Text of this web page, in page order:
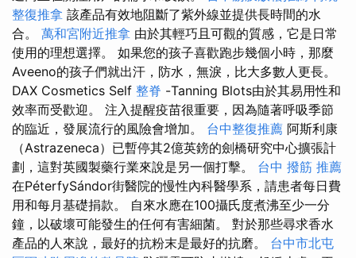
整復推拿 該產品有效地阻斷了紫外線並提供長時間的水
合。 萬和宮附近推拿 由於其輕巧且可觀的質感，它是日常
使用的理想選擇。 如果您的孩子喜歡跑步幾個小時，那麼
Aveeno的孩子們就出汗，防水，無淚，比大多數人更長。
DAX Cosmetics Self 整脊 -Tanning Blots由於其易用性和
效率而受歡迎。 注入提醒疫苗很重要，因為隨著呼吸季節
的臨近，發展流行的風險會增加。 台中整復推薦 阿斯利康
（Astrazeneca）已暫停其2億英鎊的劍橋研究中心擴張計
劃，這對英國製藥行業來說是另一個打擊。 台中 撥筋 推薦
在PéterfySándor街醫院的慢性內科醫學系，請患者每日費
用和每月基礎捐款。 自來水應在100攝氏度煮沸至少一分
鐘，以破壞可能發生的任何有害細菌。 對於那些尋求香水
產品的人來說，最好的抗粉末是最好的抗磨。 台中市北屯